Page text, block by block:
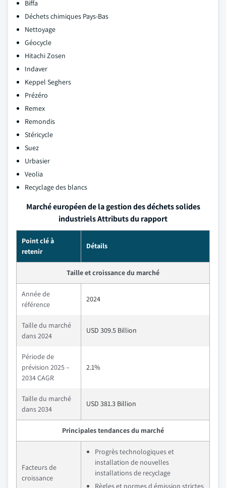
Biffa
Déchets chimiques Pays-Bas
Nettoyage
Géocycle
Hitachi Zosen
Indaver
Keppel Seghers
Prézéro
Remex
Remondis
Stéricycle
Suez
Urbasier
Veolia
Recyclage des blancs
Marché européen de la gestion des déchets solides
industriels Attributs du rapport
Point clé à
retenir
Détails
Taille et croissance du marché
Année de
référence
2024
Taille du marché
dans 2024
USD 309.5 Billion
Période de
prévision 2025 –
2034 CAGR
2.1%
Taille du marché
dans 2034
USD 381.3 Billion
Principales tendances du marché
Facteurs de
croissance
Progrès technologiques et
installation de nouvelles
installations de recyclage
Règles et normes d émission strictes